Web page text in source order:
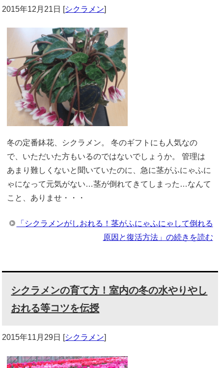
2015年12月21日 [シクラメン]
冬の定番鉢花、シクラメン。 冬のギフトにも人気なの
で、いただいた方もいるのではないでしょうか。 管理は
あまり難しくないと聞いていたのに、急に茎がふにゃふに
ゃになって元気がない…茎が倒れてきてしまった…なんて
こと、ありませ・・・
「シクラメンがしおれる！茎がふにゃふにゃして倒れる
原因と復活方法」の続きを読む
シクラメンの育て方！室内の冬の水やりやし
おれる等コツを伝授
2015年11月29日 [シクラメン]